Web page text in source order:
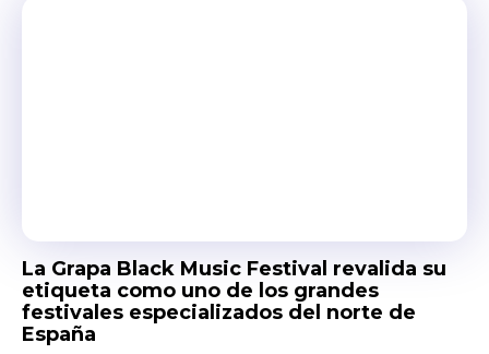
La Grapa Black Music Festival revalida su
etiqueta como uno de los grandes
festivales especializados del norte de
España